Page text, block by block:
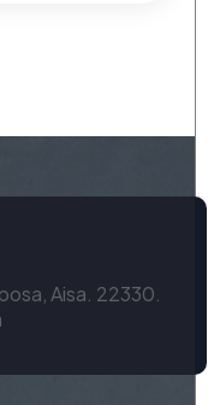
Aisa. 22330.